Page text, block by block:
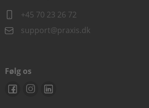
+45 70 23 26 72
support@praxis.dk
Følg os